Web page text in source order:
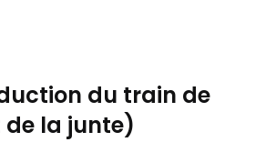
du train de
de la junte)